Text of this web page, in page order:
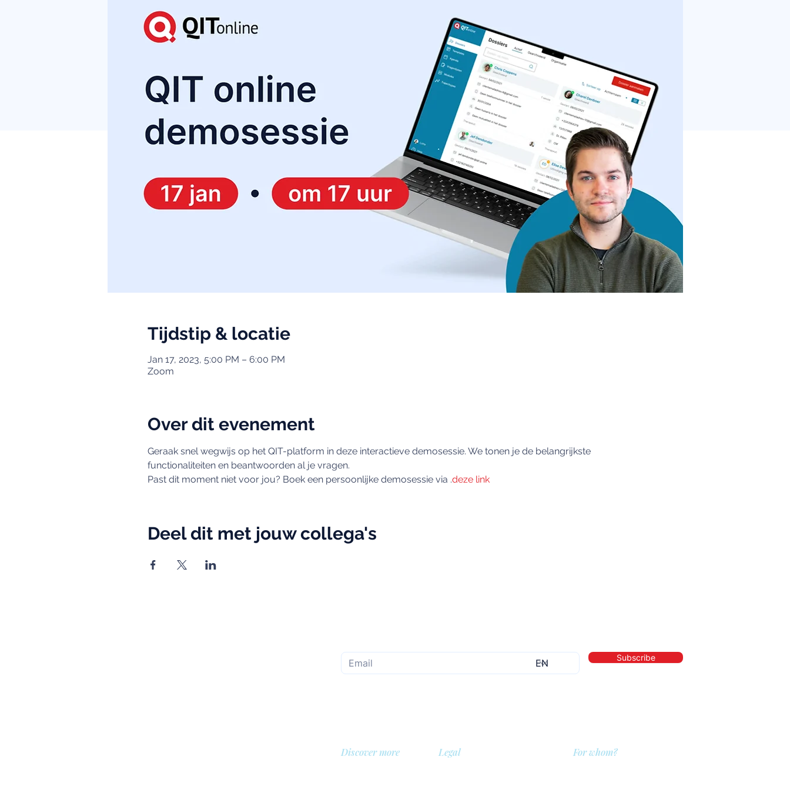
Tijdstip & locatie
Jan 17, 2023, 5:00 PM – 6:00 PM
Zoom
Over dit evenement
Geraak snel wegwijs op het QIT-platform in deze interactieve demosessie. We tonen je de belangrijkste
functionaliteiten en beantwoorden al je vragen.
Past dit moment niet voor jou? Boek een persoonlijke demosessie via .deze link
Deel dit met jouw collega's
Subscribe
Discover more Legal For whom?